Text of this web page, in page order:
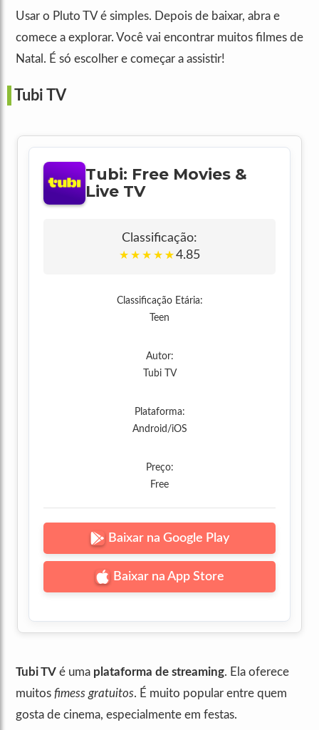
Usar o Pluto TV é simples. Depois de baixar, abra e
comece a explorar. Você vai encontrar muitos filmes de
Natal. É só escolher e começar a assistir!
Tubi TV
Tubi: Free Movies &
Live TV
Classificação:
★ ★ ★ ★ ★4.85
Classificação Etária:
Teen
Autor:
Tubi TV
Plataforma:
Android/iOS
Preço:
Free
Baixar na Google Play
Baixar na App Store
Tubi TV é uma plataforma de streaming. Ela oferece
muitos fimess gratuitos. É muito popular entre quem
gosta de cinema, especialmente em festas.